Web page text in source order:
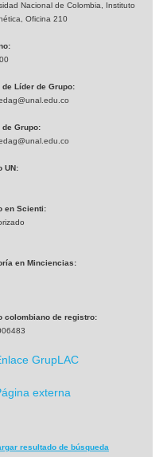
Nacional de Colombia, Instituto
Oficina 210
de Líder de Grupo:
de Grupo:
UN:
en Scienti:
en Minciencias:
colombiano de registro:
GrupLAC
externa
resultado de búsqueda